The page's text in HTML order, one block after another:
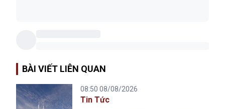
BÀI VIẾT LIÊN QUAN
08:50 08/08/2026
Tin Tức